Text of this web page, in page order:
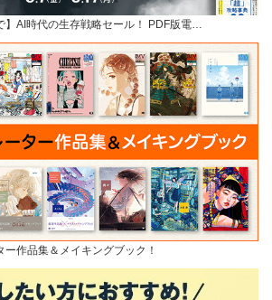
】AI時代の生存戦略セール！ PDF版電…
作品集＆メイキングブック！